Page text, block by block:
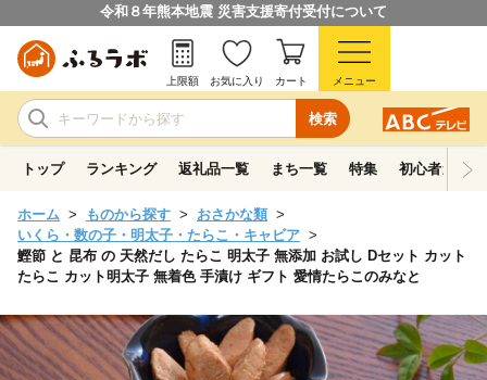
令和８年熊本地震 災害支援寄付受付について
検索
上限額 お気に入り カート メニュー
トップ ランキング 返礼品一覧 まち一覧 特集 初心者ガイド
ホーム ものから探す
おさかな類
いくら・数の子・明太子・たらこ・キャビア
鰹節 と 昆布 の 天然だし たらこ 明太子 無添加 お試し Dセット カット
たらこ カット明太子 無着色 手漬け ギフト 愛情たらこのみなと